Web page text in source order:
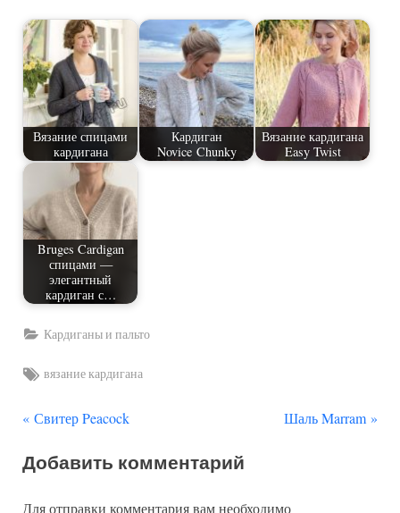
Вязание спицами
кардигана
Кардиган
Novice Chunky
Вязание кардигана
Easy Twist
Bruges Cardigan
спицами —
элегантный
кардиган с…
Кардиганы и пальто
Tags:
вязание кардигана
Навигация
по
записям
П
е
Свитер Peacock
С
Шаль Marram
Добавить комментарий
Для отправки комментария вам необходимо